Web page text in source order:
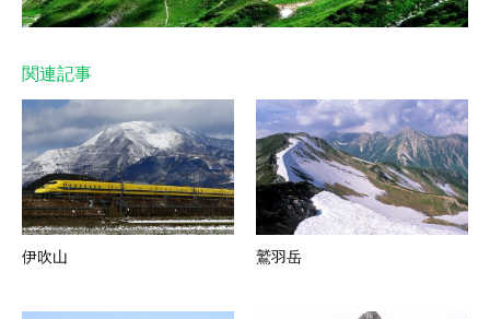
関連記事
伊吹山 鷲羽岳